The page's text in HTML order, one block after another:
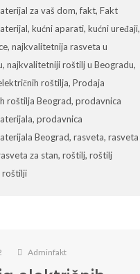
za vaš dom,fakt, Fakt
, kućni aparati, kućni uređaji,
, najkvalitetnija rasveta u
, najkvalitetniji roštilj u Beogradu,
roštilja, Prodaja
roštilja Beograd, prodavnica
, prodavnica
Beograd, rasveta, rasveta
za stan, roštilj, roštilj
roštilji
Adminfakt